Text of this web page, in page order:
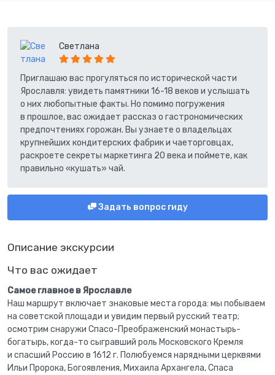
Описание экскурсии
Что вас ожидает
Самое главное в Ярославле
Наш маршрут включает знаковые места города: мы побываем
на советской площади и увидим первый русский театр;
осмотрим снаружи Спасо-Преображенский монастырь-
богатырь, когда-то сыгравший роль Московского Кремля
и спасший Россию в 1612 г. Полюбуемся нарядными церквями
Ильи Пророка, Богоявления, Михаила Архангела, Спаса
Светлана
Приглашаю вас прогуляться по исторической части
Ярославля: увидеть памятники 16-18 веков и услышать
о них любопытные факты. Но помимо погружения
в прошлое, вас ожидает рассказ о гастрономических
предпочтениях горожан. Вы узнаете о владельцах
крупнейших кондитерских фабрик и чаеторговцах,
раскроете секреты маркетинга 20 века и поймете, как
правильно «кушать» чай.
Задать вопрос гиду